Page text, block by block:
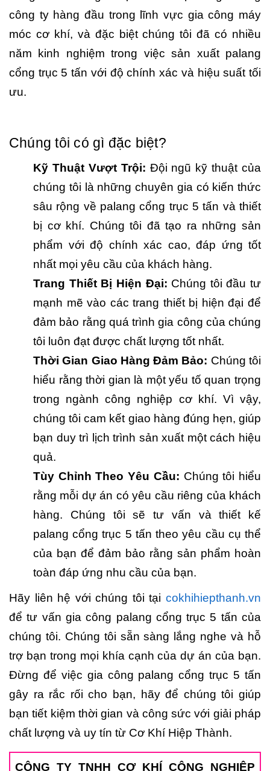
công ty hàng đầu trong lĩnh vực gia công máy
móc cơ khí, và đặc biệt chúng tôi đã có nhiều
năm kinh nghiệm trong việc sản xuất palang
cổng trục 5 tấn với độ chính xác và hiệu suất tối
ưu.
Chúng tôi có gì đặc biệt?
Kỹ Thuật Vượt Trội: Đội ngũ kỹ thuật của
chúng tôi là những chuyên gia có kiến thức
sâu rộng về palang cổng trục 5 tấn và thiết
bị cơ khí. Chúng tôi đã tạo ra những sản
phẩm với độ chính xác cao, đáp ứng tốt
nhất mọi yêu cầu của khách hàng.
Trang Thiết Bị Hiện Đại: Chúng tôi đầu tư
mạnh mẽ vào các trang thiết bị hiện đại để
đảm bảo rằng quá trình gia công của chúng
tôi luôn đạt được chất lượng tốt nhất.
Thời Gian Giao Hàng Đảm Bảo: Chúng tôi
hiểu rằng thời gian là một yếu tố quan trọng
trong ngành công nghiệp cơ khí. Vì vậy,
chúng tôi cam kết giao hàng đúng hẹn, giúp
bạn duy trì lịch trình sản xuất một cách hiệu
quả.
Tùy Chỉnh Theo Yêu Cầu: Chúng tôi hiểu
rằng mỗi dự án có yêu cầu riêng của khách
hàng. Chúng tôi sẽ tư vấn và thiết kế
palang cổng trục 5 tấn theo yêu cầu cụ thể
của bạn để đảm bảo rằng sản phẩm hoàn
toàn đáp ứng nhu cầu của bạn.
Hãy liên hệ với chúng tôi tại cokhihiepthanh.vn
để tư vấn gia công palang cổng trục 5 tấn của
chúng tôi. Chúng tôi sẵn sàng lắng nghe và hỗ
trợ bạn trong mọi khía cạnh của dự án của bạn.
Đừng để việc gia công palang cổng trục 5 tấn
gây ra rắc rối cho bạn, hãy để chúng tôi giúp
bạn tiết kiệm thời gian và công sức với giải pháp
chất lượng và uy tín từ Cơ Khí Hiệp Thành.
CÔNG TY TNHH CƠ KHÍ CÔNG NGHIỆP